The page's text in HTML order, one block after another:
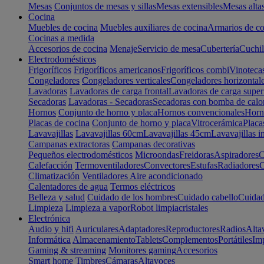
Mesas Conjuntos de mesas y sillasMesas extensiblesMesas
Cocina
Muebles de cocina Muebles auxiliares de cocinaArmarios de
Cocinas a medida
Accesorios de cocina MenajeServicio de mesaCubertería
Electrodomésticos
Frigoríficos Frigoríficos americanosFrigoríficos combi
Congeladores Congeladores verticalesCongeladores
Lavadoras Lavadoras de carga frontalLavadoras de carga
Secadoras Lavadoras - SecadorasSecadoras con bomba de
Hornos Conjunto de horno y placaHornos convencionales
Placas de cocina Conjunto de horno y placaVitrocerámica
Lavavajillas Lavavajillas 60cmLavavajillas 45cmLavavajillas
Campanas extractoras Campanas decorativas
Pequeños electrodomésticos MicroondasFreidorasAspiradores
Calefacción TermoventiladoresConvectoresEstufasRadiadores
Climatización Ventiladores Aire acondicionado
Calentadores de agua Termos eléctricos
Belleza y salud Cuidado de los hombresCuidado cabello
Limpieza Limpieza a vaporRobot limpiacristales
Electrónica
Audio y hifi AuricularesAdaptadoresReproductoresRadios
Informática AlmacenamientoTabletsComplementosPortátiles
Gaming & streaming Monitores gamingAccesorios
Smart home TimbresCámarasAltavoces